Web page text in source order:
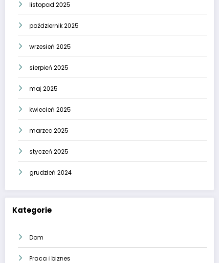
listopad 2025
październik 2025
wrzesień 2025
sierpień 2025
maj 2025
kwiecień 2025
marzec 2025
styczeń 2025
grudzień 2024
Kategorie
Dom
Praca i biznes